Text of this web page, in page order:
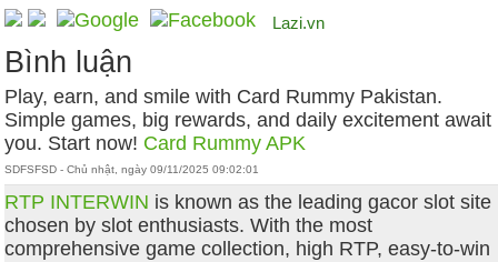
Lazi.vn
Bình luận
Play, earn, and smile with Card Rummy Pakistan.
Simple games, big rewards, and daily excitement await
you. Start now! Card Rummy APK
SDFSFSD - Chủ nhật, ngày 09/11/2025 09:02:01
RTP INTERWIN is known as the leading gacor slot site
chosen by slot enthusiasts. With the most
comprehensive game collection, high RTP, easy-to-win